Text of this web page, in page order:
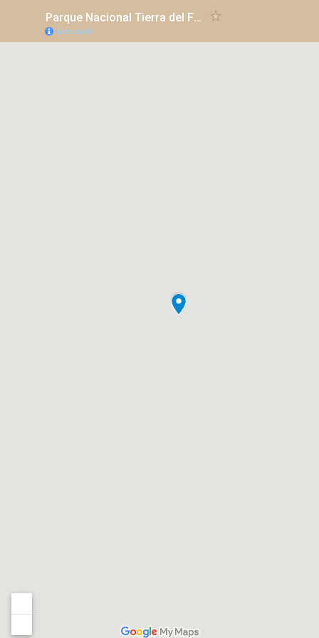
Parque Nacional Tierra del Fuego
Acerca de